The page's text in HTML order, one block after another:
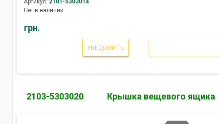
Артикул: 2101-5303014
Нет в наличии
грн.
УВЕДОМИТЬ
2103-5303020 Крышка вещевого ящика